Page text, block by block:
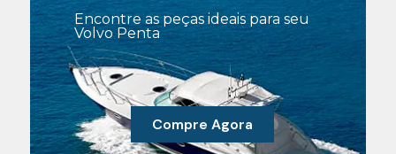
Encontre as peças ideais para seu
Volvo Penta
Compre Agora